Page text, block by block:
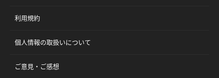
利用規約
個人情報の取扱いについて
ご意見・ご感想